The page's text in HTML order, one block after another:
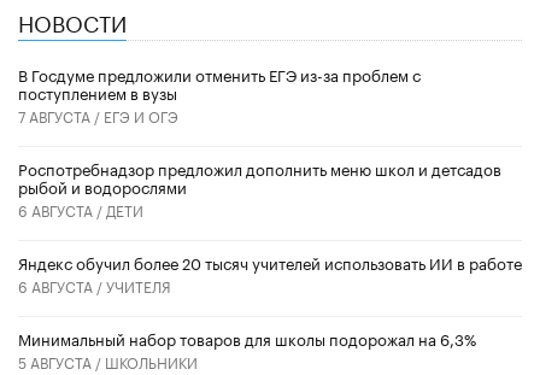
НОВОСТИ
В Госдуме предложили отменить ЕГЭ из-за проблем с
поступлением в вузы
7 АВГУСТА / ЕГЭ И ОГЭ
Роспотребнадзор предложил дополнить меню школ и детсадов
рыбой и водорослями
6 АВГУСТА / ДЕТИ
​Яндекс обучил более 20 тысяч учителей использовать ИИ в работе
6 АВГУСТА /УЧИТЕЛЯ
Минимальный набор товаров для школы подорожал на 6,3%
5 АВГУСТА / ШКОЛЬНИКИ